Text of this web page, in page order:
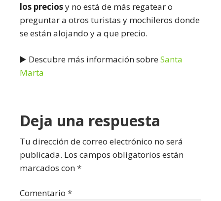
los preciosy no está de más regatear o
preguntar a otros turistas y mochileros donde
se están alojando y a que precio.
▶️ Descubre más información sobreSanta
Marta
Interacciones
con
los
lectores
Deja una respuesta
Tu dirección de correo electrónico no será
publicada. Los campos obligatorios están
marcados con*
Comentario *